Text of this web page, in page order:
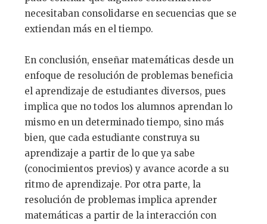
necesitaban consolidarse en secuencias que se
extiendan más en el tiempo.
En conclusión, enseñar matemáticas desde un
enfoque de resolución de problemas beneficia
el aprendizaje de estudiantes diversos, pues
implica que no todos los alumnos aprendan lo
mismo en un determinado tiempo, sino más
bien, que cada estudiante construya su
aprendizaje a partir de lo que ya sabe
(conocimientos previos) y avance acorde a su
ritmo de aprendizaje. Por otra parte, la
resolución de problemas implica aprender
matemáticas a partir de la interacción con